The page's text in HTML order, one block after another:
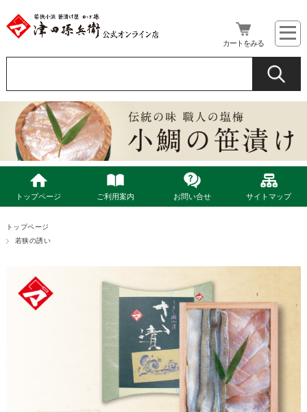
カートをみる
トップページ ご利用案内 お問い合せ サイトマップ
トップページ
若狭の誘い